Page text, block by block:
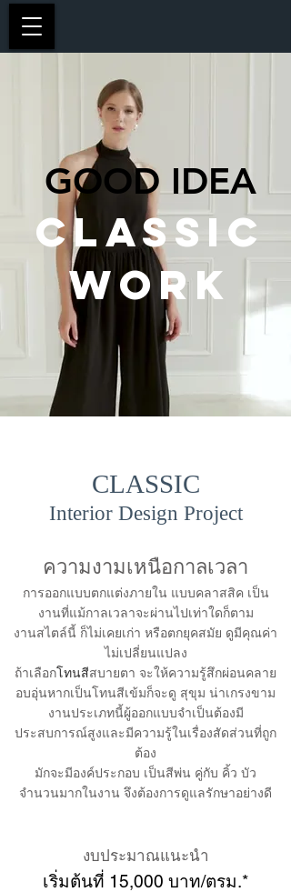
GOOD IDEA
CLASSIC
WORK
CLASSIC
Interior Design Project
ความงามเหนือกาลเวลา
การออกแบบตกแต่งภายใน แบบคลาสสิคเป็น
งานที่แม้กาลเวลาจะผ่านไปเท่าใดก็ตาม
งานสไตล์นี้ ก็ไม่เคยเก่า หรือตกยุคสมัย ดูมีคุณค่า
ไม่เปลี่ยนแปลง
ถ้าเลือกโทนสีสบายตา จะให้ความรู้สึกผ่อนคลาย
อบอุ่นหากเป็นโทนสีเข้มก็จะดู สุขุม น่าเกรงขาม
งานประเภทนี้ผู้ออกแบบจำเป็นต้องมี
ประสบการณ์สูงและมีความรู้ในเรื่องสัดส่วนที่ถูก
ต้อง
มักจะมีองค์ประกอบ เป็นสีพ่น คู่กับ คิ้ว บัว
จำนวนมากในงาน จึงต้องการดูแลรักษาอย่างดี
งบประมาณแนะนำ
เริ่มต้นที่ 15,000 บาท/ตรม.*